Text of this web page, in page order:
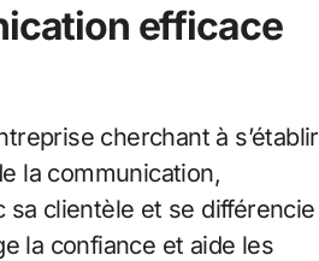
efficace
cherchant à s’établir
la communication,
clientèle et se différencie
la confiance et aide les